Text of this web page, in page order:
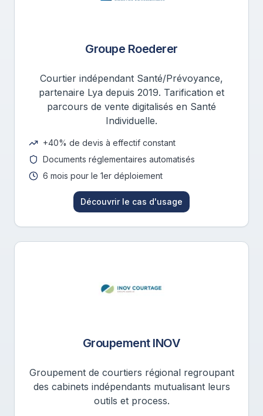
Groupe Roederer
Courtier indépendant Santé/Prévoyance,
partenaire Lya depuis 2019. Tarification et
parcours de vente digitalisés en Santé
Individuelle.
+40% de devis à effectif constant
Documents réglementaires automatisés
6 mois pour le 1er déploiement
Découvrir le cas d'usage
Groupement INOV
Groupement de courtiers régional regroupant
des cabinets indépendants mutualisant leurs
outils et process.